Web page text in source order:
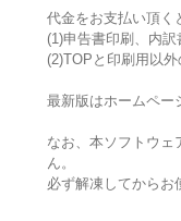
代金をお支払い頂く
(1)申告書印刷、内訳
(2)TOPと印刷用以外
最新版はホームペー
なお、本ソフトウェ
ん。
必ず解凍してからお